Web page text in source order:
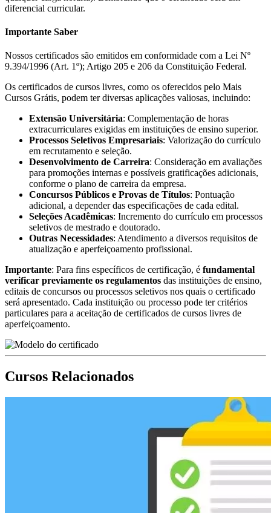
diferencial curricular.
Importante Saber
Nossos certificados são emitidos em conformidade com a Lei Nº
9.394/1996 (Art. 1º); Artigo 205 e 206 da Constituição Federal.
Os certificados de cursos livres, como os oferecidos pelo Mais
Cursos Grátis, podem ter diversas aplicações valiosas, incluindo:
Extensão Universitária: Complementação de horas
extracurriculares exigidas em instituições de ensino superior.
Processos Seletivos Empresariais: Valorização do currículo
em recrutamento e seleção.
Desenvolvimento de Carreira: Consideração em avaliações
para promoções internas e possíveis gratificações adicionais,
conforme o plano de carreira da empresa.
Concursos Públicos e Provas de Títulos: Pontuação
adicional, a depender das especificações de cada edital.
Seleções Acadêmicas: Incremento do currículo em processos
seletivos de mestrado e doutorado.
Outras Necessidades: Atendimento a diversos requisitos de
atualização e aperfeiçoamento profissional.
Importante: Para fins específicos de certificação, é fundamental
verificar previamente os regulamentos das instituições de ensino,
editais de concursos ou processos seletivos nos quais o certificado
será apresentado. Cada instituição ou processo pode ter critérios
particulares para a aceitação de certificados de cursos livres de
aperfeiçoamento.
Cursos Relacionados